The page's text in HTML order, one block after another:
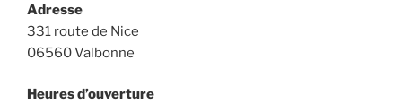
Adresse
331 route de Nice
06560 Valbonne
Heures d’ouverture